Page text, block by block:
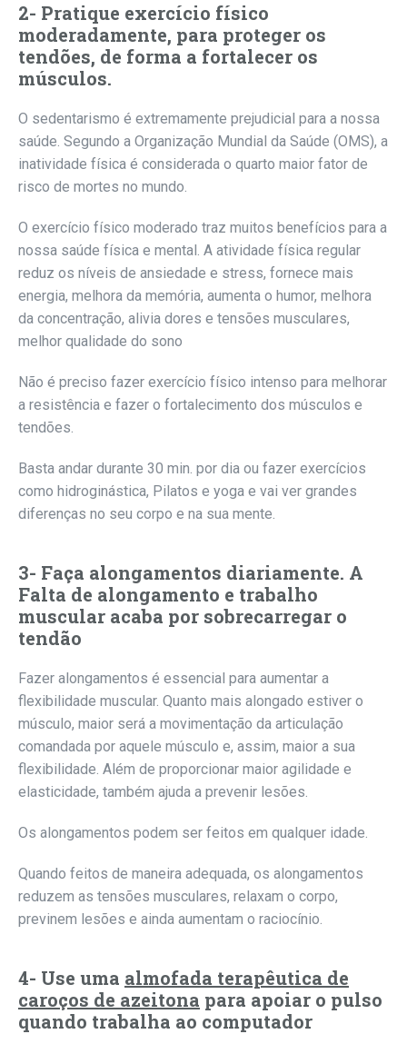
2- Pratique exercício físico
moderadamente, para proteger os
tendões, de forma a fortalecer os
músculos.
O sedentarismo é extremamente prejudicial para a nossa
saúde. Segundo a Organização Mundial da Saúde (OMS), a
inatividade física é considerada o quarto maior fator de
risco de mortes no mundo.
O exercício físico moderado traz muitos benefícios para a
nossa saúde física e mental. A atividade física regular
reduz os níveis de ansiedade e stress, fornece mais
energia, melhora da memória, aumenta o humor, melhora
da concentração, alivia dores e tensões musculares,
melhor qualidade do sono
Não é preciso fazer exercício físico intenso para melhorar
a resistência e fazer o fortalecimento dos músculos e
tendões.
Basta andar durante 30 min. por dia ou fazer exercícios
como hidroginástica, Pilatos e yoga e vai ver grandes
diferenças no seu corpo e na sua mente.
3- Faça alongamentos diariamente. A
Falta de alongamento e trabalho
muscular acaba por sobrecarregar o
tendão
Fazer alongamentos é essencial para aumentar a
flexibilidade muscular. Quanto mais alongado estiver o
músculo, maior será a movimentação da articulação
comandada por aquele músculo e, assim, maior a sua
flexibilidade. Além de proporcionar maior agilidade e
elasticidade, também ajuda a prevenir lesões.
Os alongamentos podem ser feitos em qualquer idade.
Quando feitos de maneira adequada, os alongamentos
reduzem as tensões musculares, relaxam o corpo,
previnem lesões e ainda aumentam o raciocínio.
4- Use uma almofada terapêutica de
caroços de azeitona para apoiar o pulso
quando trabalha ao computador